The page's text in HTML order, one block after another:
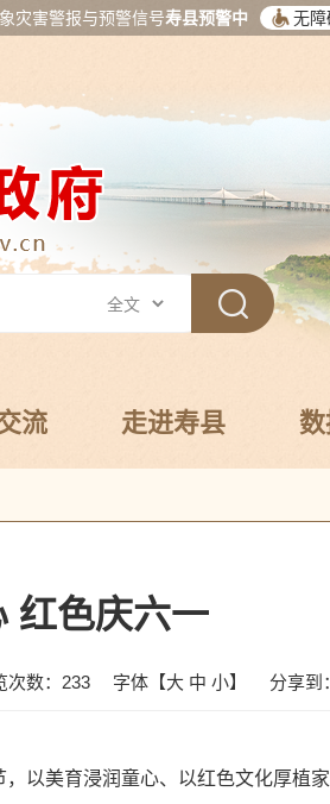
灾害警报与预警信号寿县预警中 无障
流 走进寿县
红色庆六一
次数： 233 字体【大 中 小】 分享到：
以美育浸润童心、以红色文化厚植家